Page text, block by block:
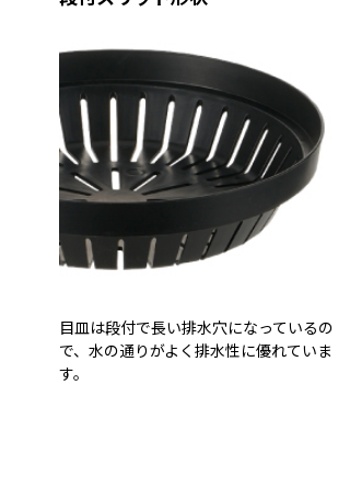
目皿は段付で長い排水穴になっているの
で、水の通りがよく排水性に優れていま
す。